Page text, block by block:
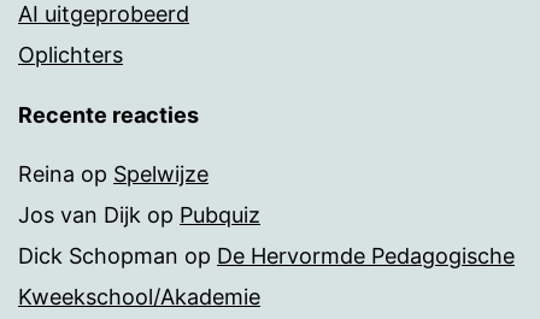
AI uitgeprobeerd
Oplichters
Recente reacties
Reina op Spelwijze
Jos van Dijk op Pubquiz
Dick Schopman op De Hervormde Pedagogische
Kweekschool/Akademie